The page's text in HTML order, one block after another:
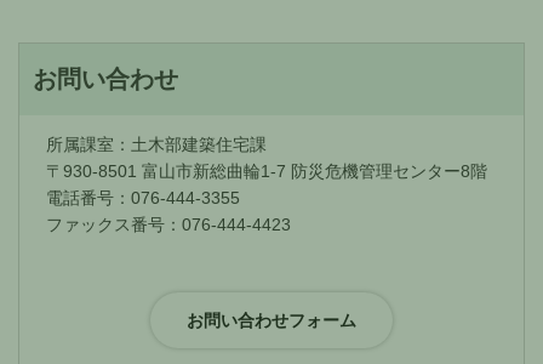
お問い合わせ
所属課室：土木部建築住宅課
〒930-8501 富山市新総曲輪1-7 防災危機管理センター8階
電話番号：076-444-3355
ファックス番号：076-444-4423